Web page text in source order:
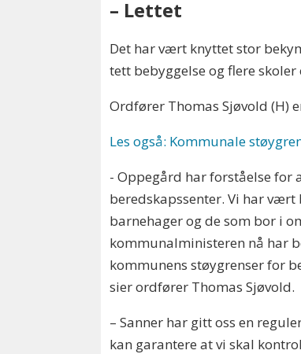
– Lettet
Det har vært knyttet stor
tett bebyggelse og flere
Ordfører Thomas Sjøvold (H)
Les også: Kommunale
- Oppegård har forståelse for
beredskapssenter. Vi har
barnehager og de som bor i
kommunalministeren nå har
kommunens støygrenser for
sier ordfører Thomas Sjøvold.
– Sanner har gitt oss en
kan garantere at vi skal